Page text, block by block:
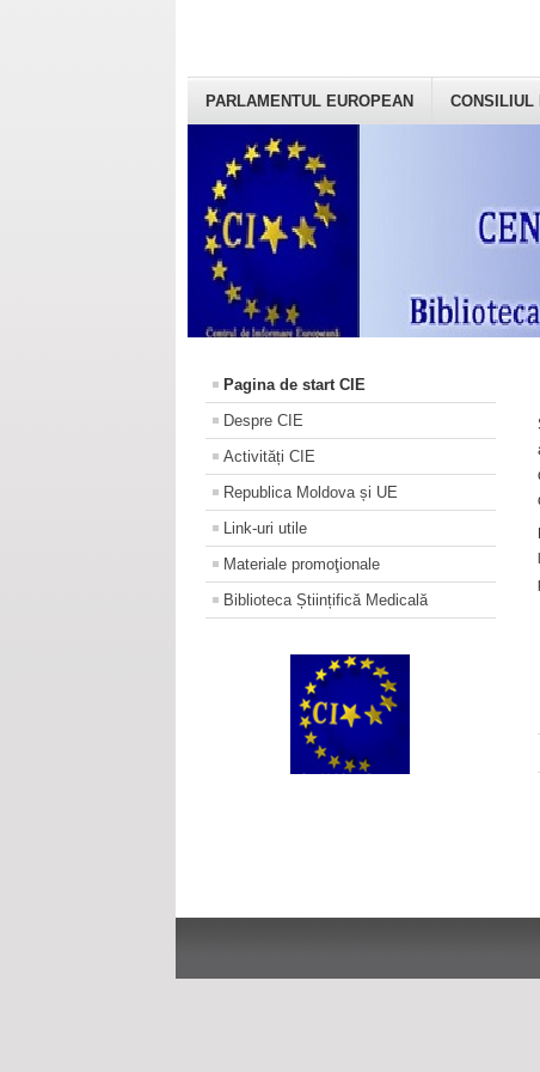
PARLAMENTUL EUROPEAN CONSILIUL
Pagina de start CIE
Despre CIE
Activități CIE
Republica Moldova și UE
Link-uri utile
Materiale promoţionale
Biblioteca Științifică Medicală